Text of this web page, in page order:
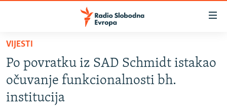
Pređite
glavni
sadržaj
Pređite
na
BOSNA I HERCEGOVINA
SRBIJA
VIJESTI
Po povratku iz SAD Schmidt istakao
očuvanje funkcionalnosti bh.
institucija